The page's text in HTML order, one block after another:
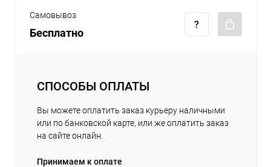
Самовывоз
Бесплатно
СПОСОБЫ ОПЛАТЫ
Вы можете оплатить заказ курьеру наличными
или по банковской карте, или же оплатить заказ
на сайте онлайн.
Принимаем к оплате